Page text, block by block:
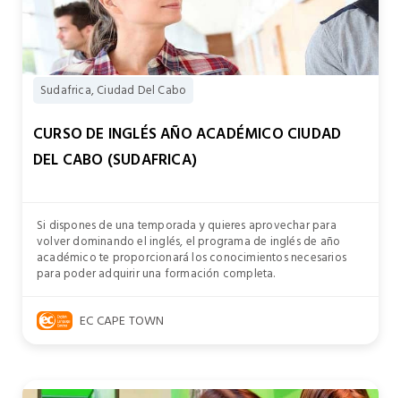
Sudafrica, Ciudad Del Cabo
CURSO DE INGLÉS AÑO ACADÉMICO CIUDAD
DEL CABO (SUDAFRICA)
Si dispones de una temporada y quieres aprovechar para
volver dominando el inglés, el programa de inglés de año
académico te proporcionará los conocimientos necesarios
para poder adquirir una formación completa.
EC CAPE TOWN